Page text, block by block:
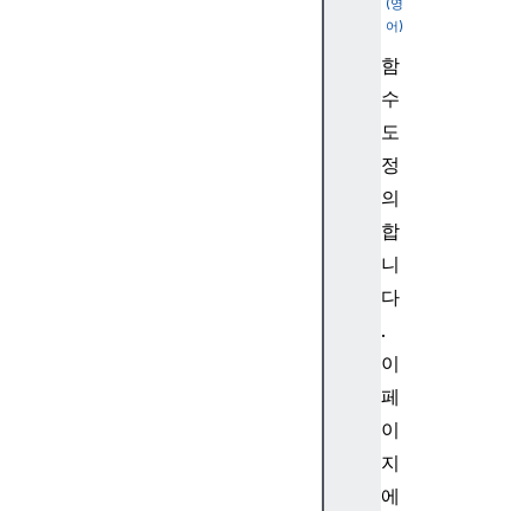
함
수
도
정
의
합
니
다
.
이
페
이
지
에